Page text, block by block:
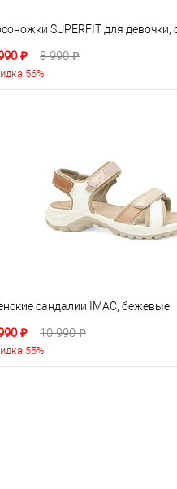
SUPERFIT для девочки,
₽ 8 990 ₽
56%
сандалии IMAC, бежевые
₽ 10 990 ₽
55%